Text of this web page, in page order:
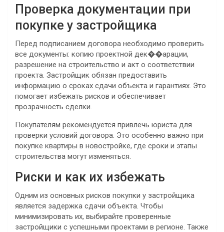
Проверка документации при
покупке у застройщика
Перед подписанием договора необходимо проверить
все документы: копию проектной дек��арации,
разрешение на строительство и акт о соответствии
проекта. Застройщик обязан предоставить
информацию о сроках сдачи объекта и гарантиях. Это
помогает избежать рисков и обеспечивает
прозрачность сделки.
Покупателям рекомендуется привлечь юриста для
проверки условий договора. Это особенно важно при
покупке квартиры в новостройке, где сроки и этапы
строительства могут изменяться.
Риски и как их избежать
Одним из основных рисков покупки у застройщика
является задержка сдачи объекта. Чтобы
минимизировать их, выбирайте проверенные
застройщики с успешными проектами в регионе. Также